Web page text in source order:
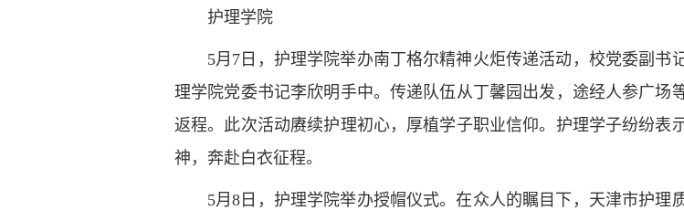
护理学院
5月7日，护理学院举办南丁格尔精神火炬传递活动，校党委副
理学院党委书记李欣明手中。传递队伍从丁馨园出发，途经人参广场
返程。此次活动赓续护理初心，厚植学子职业信仰。护理学子纷纷表
神，奔赴白衣征程。
5月8日，护理学院举办授帽仪式。在众人的瞩目下，天津市护理